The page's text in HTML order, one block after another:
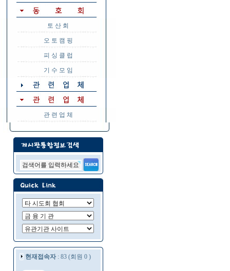
토 산 회
오 토 캠 핑
피 싱 클 럽
기 수 모 임
관 련 업 체
현재접속자: 83 (회원 0 )